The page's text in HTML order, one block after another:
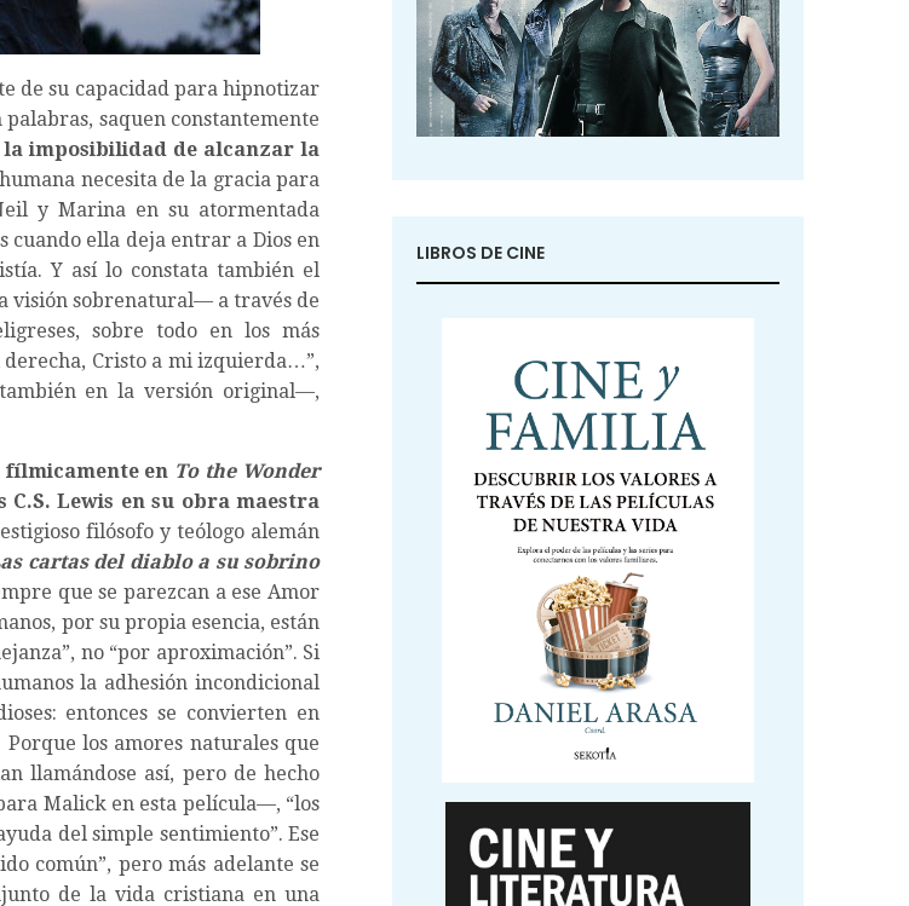
de su capacidad para hipnotizar
saquen constantemente
imposibilidad de alcanzar la
necesita de la gracia para
y Marina en su atormentada
cuando ella deja entrar a Dios en
Y así lo constata también el
visión sobrenatural— a través de
sobre todo en los más
derecha, Cristo a mi izquierda…”,
en la versión original—,
en To the Wonder
Lewis en su obra maestra
filósofo y teólogo alemán
cartas del diablo a su sobrino
que se parezcan a ese Amor
por su propia esencia, están
no “por aproximación”. Si
la adhesión incondicional
entonces se convierten en
los amores naturales que
llamándose así, pero de hecho
Malick en esta película—, “los
del simple sentimiento”. Ese
común”, pero más adelante se
de la vida cristiana en una
LIBROS DE CINE